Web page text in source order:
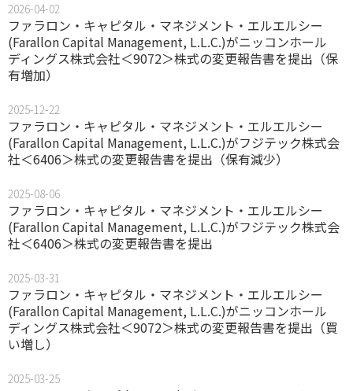
2026-04-02
ファラロン・キャピタル・マネジメント・エルエルシー
(Farallon Capital Management, L.L.C.)がニッコンホール
ディングス株式会社＜9072＞株式の変更報告書を提出（保
有増加）
2025-12-22
ファラロン・キャピタル・マネジメント・エルエルシー
(Farallon Capital Management, L.L.C.)がフジテック株式会
社＜6406＞株式の変更報告書を提出（保有減少）
2025-08-06
ファラロン・キャピタル・マネジメント・エルエルシー
(Farallon Capital Management, L.L.C.)がフジテック株式会
社＜6406＞株式の変更報告書を提出
2025-03-31
ファラロン・キャピタル・マネジメント・エルエルシー
(Farallon Capital Management, L.L.C.)がニッコンホール
ディングス株式会社＜9072＞株式の変更報告書を提出（買
い増し）
2025-03-25